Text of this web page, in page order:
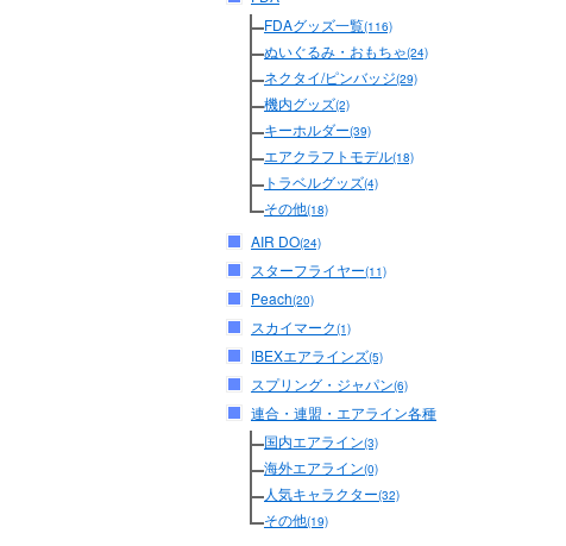
FDAグッズ一覧(116)
ぬいぐるみ・おもちゃ(24)
ネクタイ/ピンバッジ(29)
機内グッズ(2)
キーホルダー(39)
エアクラフトモデル(18)
トラベルグッズ(4)
その他(18)
AIR DO(24)
スターフライヤー(11)
Peach(20)
スカイマーク(1)
IBEXエアラインズ(5)
スプリング・ジャパン(6)
連合・連盟・エアライン各種
国内エアライン(3)
海外エアライン(0)
人気キャラクター(32)
その他(19)